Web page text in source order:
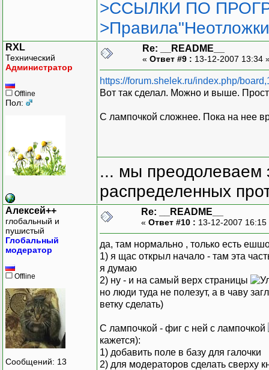
>ССЫЛКИ ПО
RXL
Технический
Администратор
Offline
Пол:
Re: __README__
« Ответ #9 : 13-12-2007 13:34
https://forum.shelek.ru/index.php/
Вот так сделал. Можно и выше.
С лампочкой сложнее. Пока на нее
... мы преодолеваем
распределенных
Алексей++
глобальный и
пушистый
Глобальный
модератор
Offline
Сообщений: 13
Re: __README__
« Ответ #10 : 13-12-2007
да, там нормально , только есть
1) я щас открыл начало - там эта
я думаю
2) ну - и на самый верх страницы
но люди туда не полезут, а в чаву
ветку сделать)
С лампочкой - фиг с ней с лампочкой
кажется):
1) добавить поле в базу для галочки
2) для модераторов сделать сверху